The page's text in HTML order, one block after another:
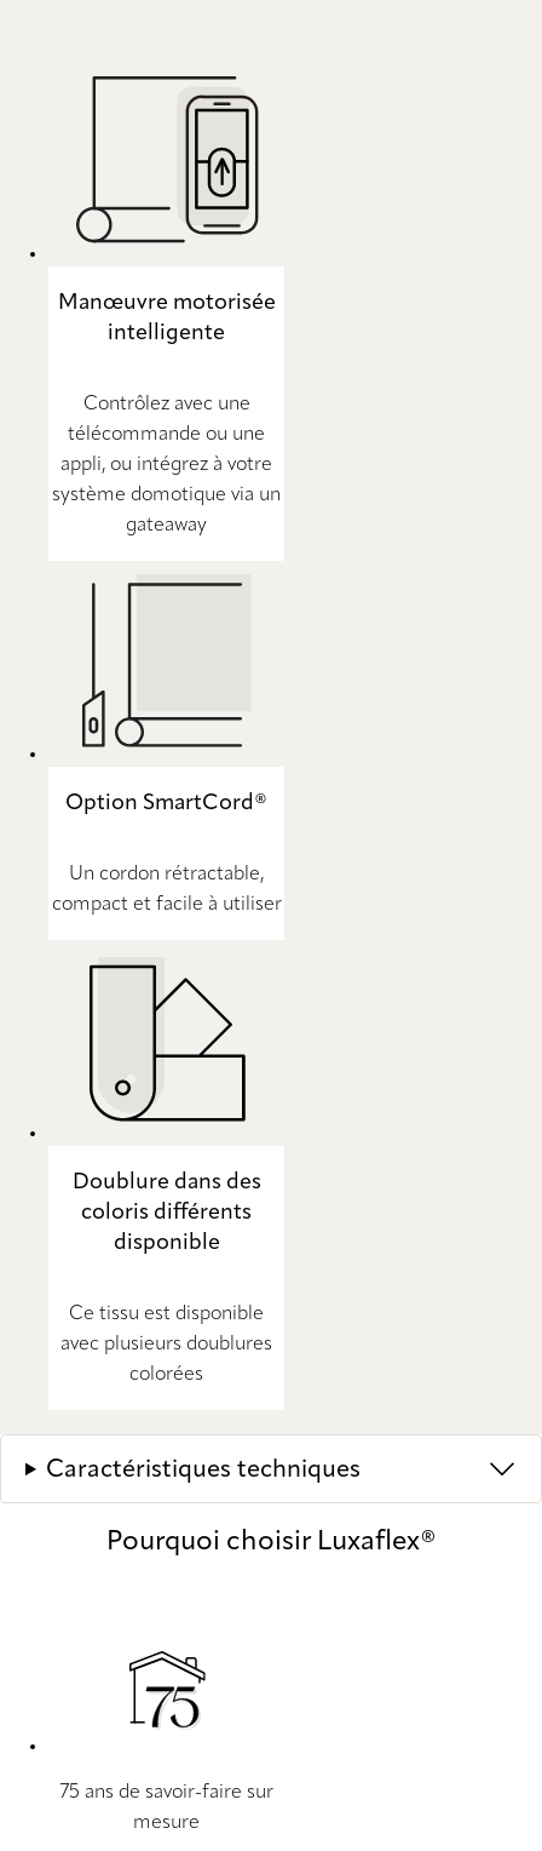
Manœuvre motorisée
intelligente
Contrôlez avec une
télécommande ou une
appli, ou intégrez à votre
système domotique via un
gateaway
Option SmartCord®
Un cordon rétractable,
compact et facile à utiliser
Doublure dans des
coloris différents
disponible
Ce tissu est disponible
avec plusieurs doublures
colorées
Caractéristiques techniques
Pourquoi choisir Luxaflex®
75 ans de savoir-faire sur
mesure